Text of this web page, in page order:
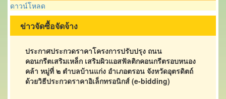
ดาวน์โหลด
ข่าวจัดซื้อจัดจ้าง
ประกาศประกวดราคาโครงการปรับปรุง ถนน
คอนกรีตเสริมเหล็ก เสริมผิวแอสฟัลติกคอนกรีตรอบหนอง
คล้า หมู่ที่ ๒ ตำบลบ้านแก่ง อำเภอตรอน จังหวัดอุตรดิตถ์
ด้วยวิธีประกวดราคาอิเล็กทรอนิกส์ (e-bidding)